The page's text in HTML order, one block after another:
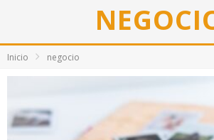
Inicio negocio